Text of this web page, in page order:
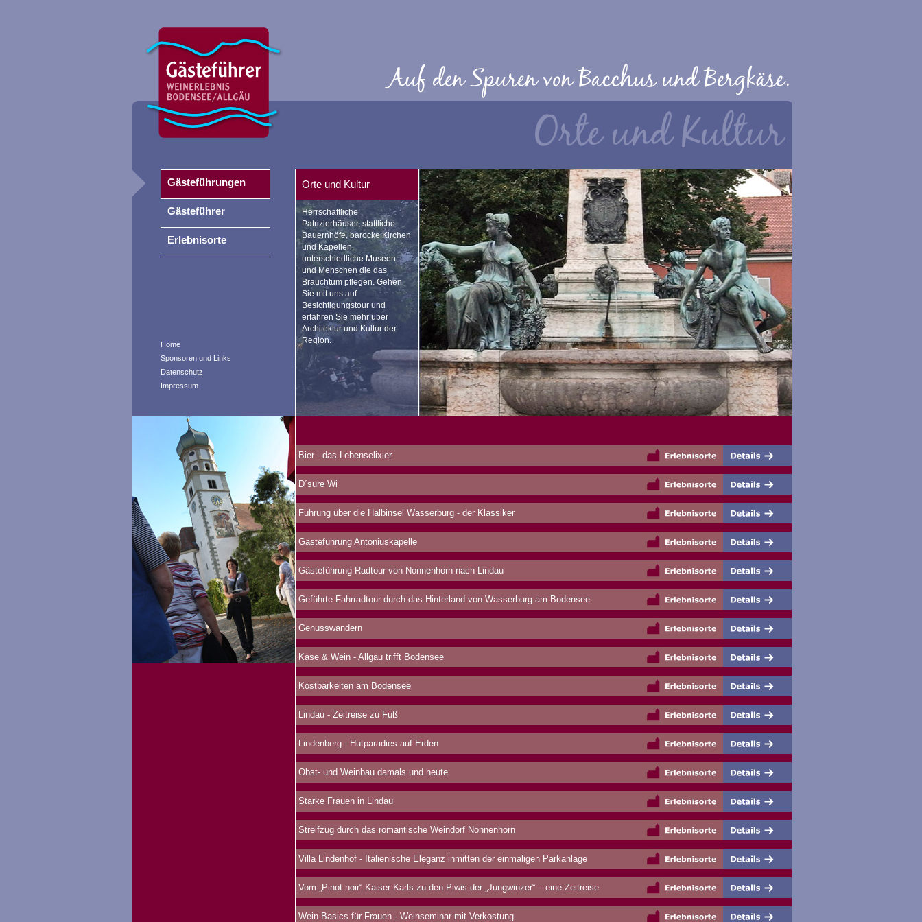
Home
Sponsoren und Links
Datenschutz
Impressum
Orte und Kultur
Herrschaftliche
Patrizierhäuser, stattliche
Bauernhöfe, barocke Kirchen
und Kapellen,
unterschiedliche Museen
und Menschen die das
Brauchtum pflegen. Gehen
Sie mit uns auf
Besichtigungstour und
erfahren Sie mehr über
Architektur und Kultur der
Region.
Bier - das Lebenselixier
D´sure Wi
Führung über die Halbinsel Wasserburg - der Klassiker
Gästeführung Antoniuskapelle
Gästeführung Radtour von Nonnenhorn nach Lindau
Geführte Fahrradtour durch das Hinterland von Wasserburg am Bodensee
Genusswandern
Käse & Wein - Allgäu trifft Bodensee
Kostbarkeiten am Bodensee
Lindau - Zeitreise zu Fuß
Lindenberg - Hutparadies auf Erden
Obst- und Weinbau damals und heute
Starke Frauen in Lindau
Streifzug durch das romantische Weindorf Nonnenhorn
Villa Lindenhof - Italienische Eleganz inmitten der einmaligen Parkanlage
Vom „Pinot noir“ Kaiser Karls zu den Piwis der „Jungwinzer“ – eine Zeitreise
Wein-Basics für Frauen - Weinseminar mit Verkostung
Gästeführungen
Gästeführer
Erlebnisorte